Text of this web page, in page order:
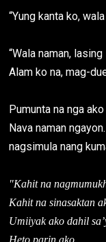
“Yung kanta ko,
“Wala naman,
Alam ko na, mag-
Pumunta na nga
Nava naman
nagsimula nang
"Kahit na
Kahit na sinasaktan
Umiiyak ako dahil